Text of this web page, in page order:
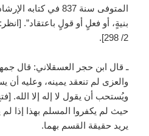
المتوفى سنة 837 في
بنيةٍ، أو فعلٍ أو قولٍ باعتقاد”.
2/ 298].
ـ قال ابن حجر العسقلاني: قال
والعزى لم تنعقد يمينه، وعليه أن
حيث لم يكفروا المسلم بهذا إذا
يريد حقيقة القسم بهما.